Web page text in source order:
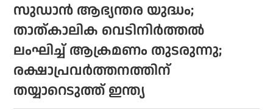
സുഡാന്‍ ആഭ്യന്തര യുദ്ധം;
താത്കാലിക വെടിനിര്‍ത്തല്‍
ലംഘിച്ച് ആക്രമണം തുടരുന്നു;
രക്ഷാപ്രവര്‍ത്തനത്തിന്
തയ്യാറെടുത്ത് ഇന്ത്യ